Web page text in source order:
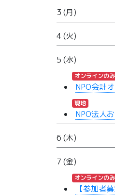
3 (月)
4 (火)
5 (水)
オンラインのみ
NPO会計
現地
NPO法人
6 (木)
7 (金)
オンラインのみ
【参加者